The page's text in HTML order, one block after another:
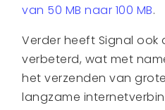
van 50 MB naar 100 MB.
Verder heeft Signal ook
verbeterd, wat met
het verzenden van
langzame